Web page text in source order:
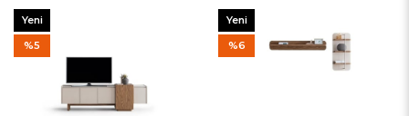
Yeni
Ürün
%5
Yeni
Ürün
%6